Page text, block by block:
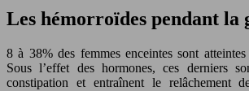
Les hémorroïdes pendant la
8 à 38% des femmes enceintes sont
Sous l’effet des hormones, ces derniers
constipation et entraînent le relâchement